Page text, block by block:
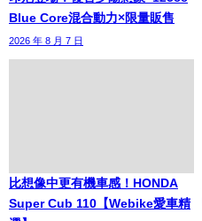
Blue Core混合動力×限量販售
2026 年 8 月 7 日
比想像中更有機車感！HONDA
Super Cub 110【Webike愛車精